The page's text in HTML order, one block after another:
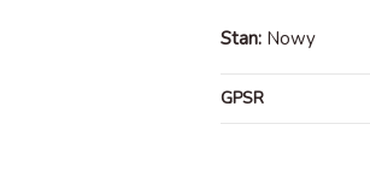
Stan: Nowy
GPSR